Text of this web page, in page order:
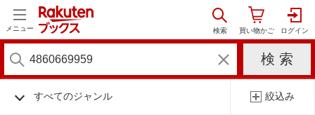
メニュー
すべてのジャンル 絞込み